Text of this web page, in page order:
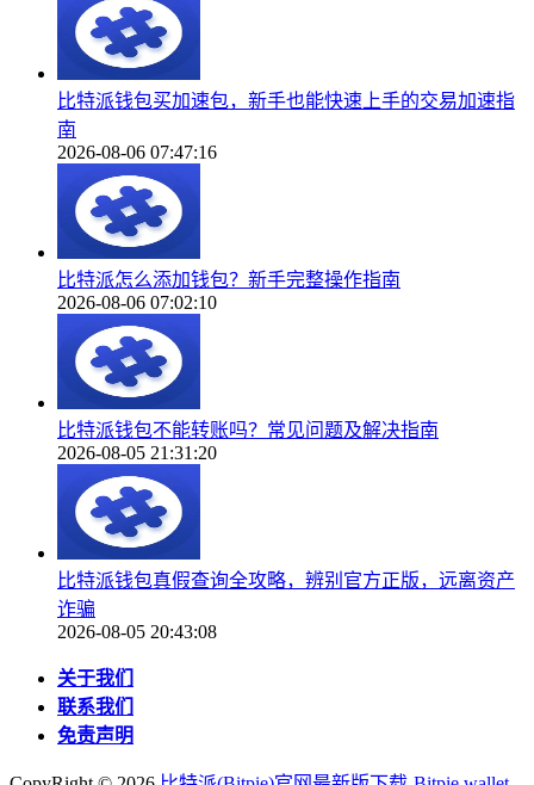
比特派钱包买加速包，新手也能快速上手的交易加速指
南
2026-08-06 07:47:16
比特派怎么添加钱包？新手完整操作指南
2026-08-06 07:02:10
比特派钱包不能转账吗？常见问题及解决指南
2026-08-05 21:31:20
比特派钱包真假查询全攻略，辨别官方正版，远离资产
诈骗
2026-08-05 20:43:08
关于我们
联系我们
免责声明